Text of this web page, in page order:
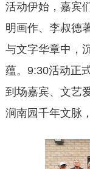
活动伊始，嘉宾
明画作、李叔德
与文字华章中，
蕴。9:30活动正
到场嘉宾、文艺
涧南园千年文脉